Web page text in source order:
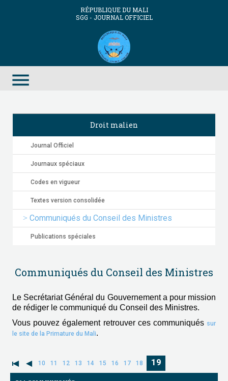
RÉPUBLIQUE DU MALI
SGG - JOURNAL OFFICIEL
menu
Droit malien
Journal Officiel
Journaux spéciaux
Codes en vigueur
Textes version consolidée
Communiqués du Conseil des Ministres
Publications spéciales
Communiqués du Conseil des Ministres
Le Secrétariat Général du Gouvernement a pour mission
de rédiger le communiqué du Conseil des Ministres.
Vous pouvez également retrouver ces communiqués sur
le site de la Primature du Mali.
10 11 12 13 14 15 16 17 18 19